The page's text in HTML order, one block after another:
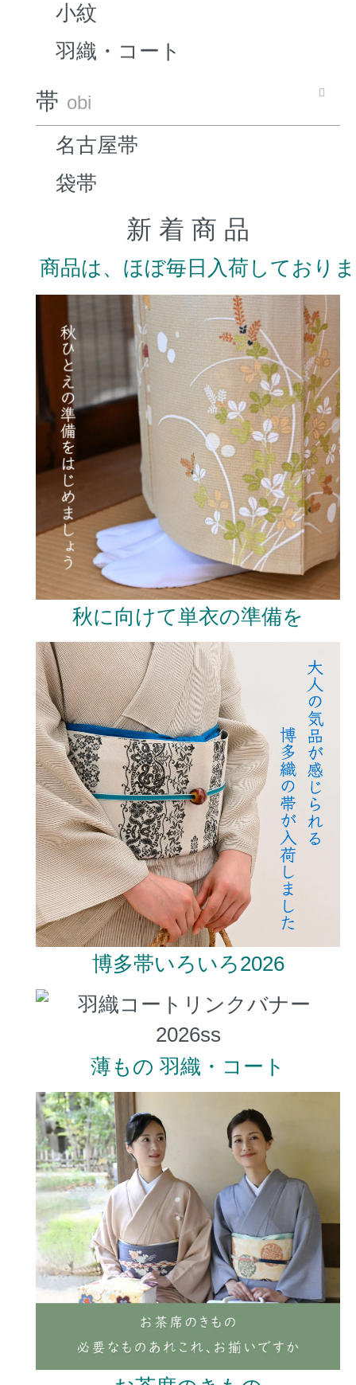
小紋
羽織・コート
帯 obi
名古屋帯
袋帯
新 着 商 品
商品は、ほぼ毎日入荷しており
秋に向けて単衣の準備を
博多帯いろいろ2026
薄もの 羽織・コート